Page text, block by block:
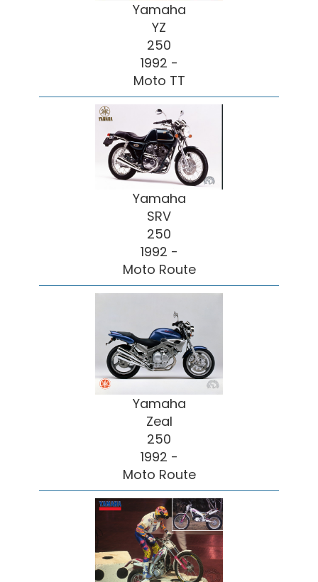
Yamaha
YZ
250
1992 -
Moto TT
Yamaha
SRV
250
1992 -
Moto Route
Yamaha
Zeal
250
1992 -
Moto Route